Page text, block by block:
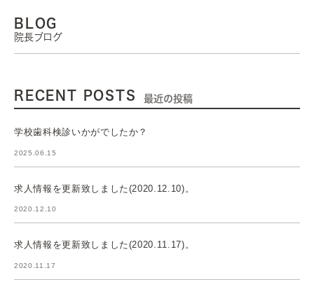
BLOG
院長ブログ
RECENT POSTS 最近の投稿
学校歯科検診いかがでしたか？
2025.06.15
求人情報を更新致しました(2020.12.10)。
2020.12.10
求人情報を更新致しました(2020.11.17)。
2020.11.17